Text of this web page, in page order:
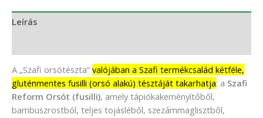
Leírás
A „Szafi orsótészta” valójában a Szafi termékcsalád kétféle,
gluténmentes fusilli (orsó alakú) tésztáját takarhatja: a Szafi
Reform Orsót (fusilli), amely tápiókakeményítőből,
bambuszrostból, teljes tojásléből, szezámmaglisztből,